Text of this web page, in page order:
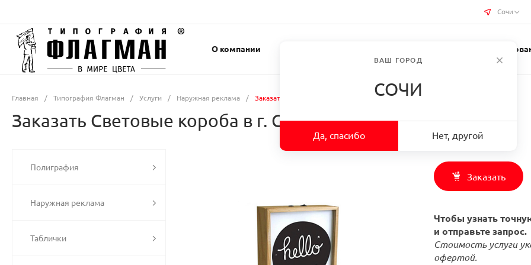
Сочи
О компании
Главная / Типография Флагман / Услуги / Наружная реклама / Заказать Световые короба в г. Сочи
Заказать Световые короба в г. Сочи
Полиграфия
Наружная реклама
Таблички
Заказать
Чтобы узнать
и отправьте запрос.
Стоимость услуги
офертой.
ВАШ ГОРОД
СОЧИ
Да, спасибо Нет, другой